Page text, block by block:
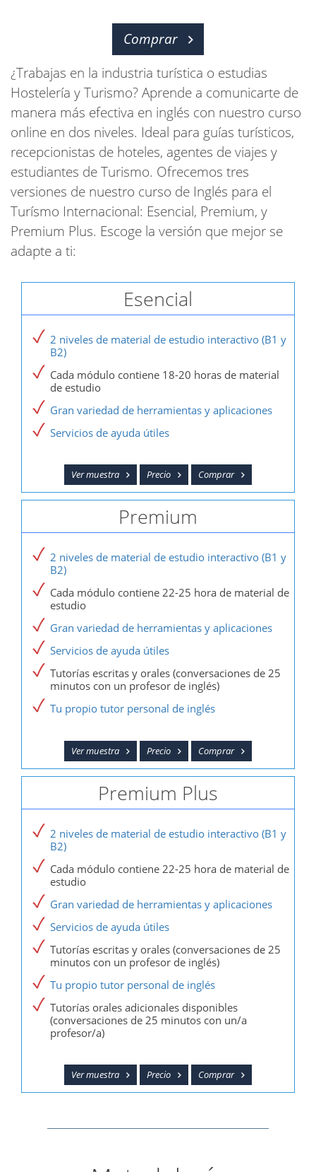
Comprar
¿Trabajas en la industria turística o estudias
Hostelería y Turismo? Aprende a comunicarte de
manera más efectiva en inglés con nuestro curso
online en dos niveles. Ideal para guías turísticos,
recepcionistas de hoteles, agentes de viajes y
estudiantes de Turismo. Ofrecemos tres
versiones de nuestro curso de Inglés para el
Turísmo Internacional: Esencial, Premium, y
Premium Plus. Escoge la versión que mejor se
adapte a ti:
Esencial
2 niveles de material de estudio interactivo (B1 y
B2)
Cada módulo contiene 18-20 horas de material
de estudio
Gran variedad de herramientas y aplicaciones
Servicios de ayuda útiles
Ver muestra Precio Comprar
Premium
2 niveles de material de estudio interactivo (B1 y
B2)
Cada módulo contiene 22-25 hora de material de
estudio
Gran variedad de herramientas y aplicaciones
Servicios de ayuda útiles
Tutorías escritas y orales (conversaciones de 25
minutos con un profesor de inglés)
Tu propio tutor personal de inglés
Ver muestra Precio Comprar
Premium Plus
2 niveles de material de estudio interactivo (B1 y
B2)
Cada módulo contiene 22-25 hora de material de
estudio
Gran variedad de herramientas y aplicaciones
Servicios de ayuda útiles
Tutorías escritas y orales (conversaciones de 25
minutos con un profesor de inglés)
Tu propio tutor personal de inglés
Tutorías orales adicionales disponibles
(conversaciones de 25 minutos con un/a
profesor/a)
Ver muestra Precio Comprar